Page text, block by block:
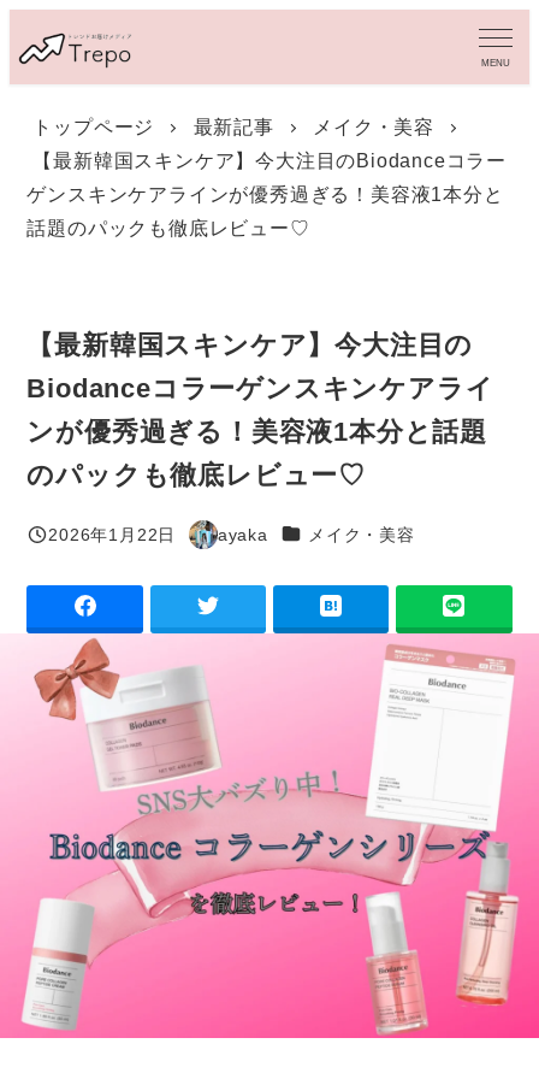
イ
MENU
トップページ 最新記事
メイク・美容
【最新韓国スキンケア】今大注目のBiodanceコラー
ゲンスキンケアラインが優秀過ぎる！美容液1本分と
話題のパックも徹底レビュー♡
【最新韓国スキンケア】今大注目の
Biodanceコラーゲンスキンケアライ
ンが優秀過ぎる！美容液1本分と話題
のパックも徹底レビュー♡
投稿日
2026年1月22日
著
ayaka カテゴリー
メイク・美容